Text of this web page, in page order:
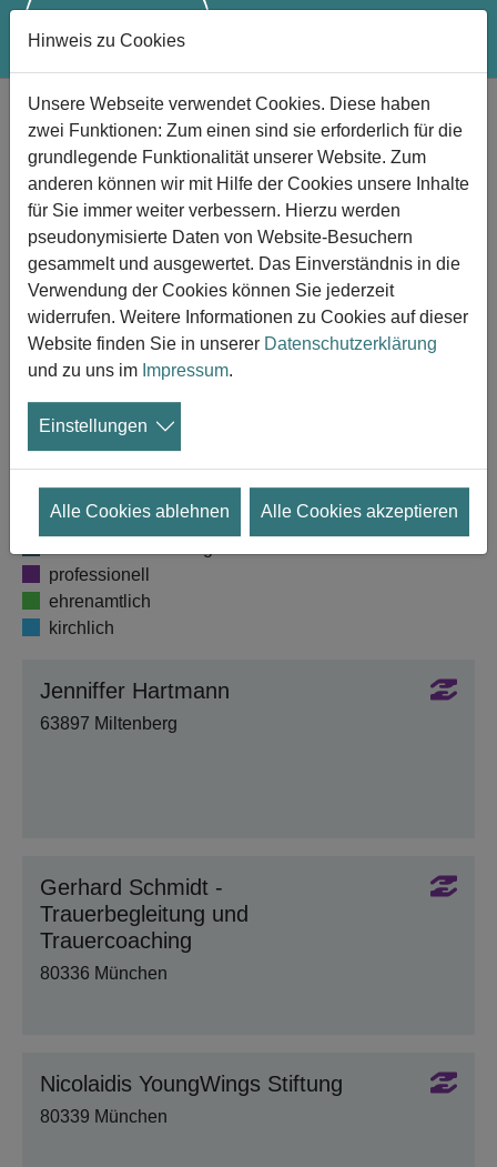
Trauerbegleitung finden
Suchen Sie jemand bestimmten?
Wo suchen Sie?
Suchen
Legende
Hospiz
professionell
ehrenamtlich
kirchlich
Jenniffer Hartmann
63897 Miltenberg
Gerhard Schmidt -
Trauerbegleitung und
Trauercoaching
80336 München
Nicolaidis YoungWings Stiftung
80339 München
Hinweis zu Cookies
Unsere Webseite verwendet Cookies. Diese haben
zwei Funktionen: Zum einen sind sie erforderlich für die
grundlegende Funktionalität unserer Website. Zum
anderen können wir mit Hilfe der Cookies unsere Inhalte
für Sie immer weiter verbessern. Hierzu werden
pseudonymisierte Daten von Website-Besuchern
gesammelt und ausgewertet. Das Einverständnis in die
Verwendung der Cookies können Sie jederzeit
widerrufen. Weitere Informationen zu Cookies auf dieser
Website finden Sie in unserer Datenschutzerklärung
und zu uns im Impressum.
Einstellungen
Alle Cookies ablehnen Alle Cookies akzeptieren